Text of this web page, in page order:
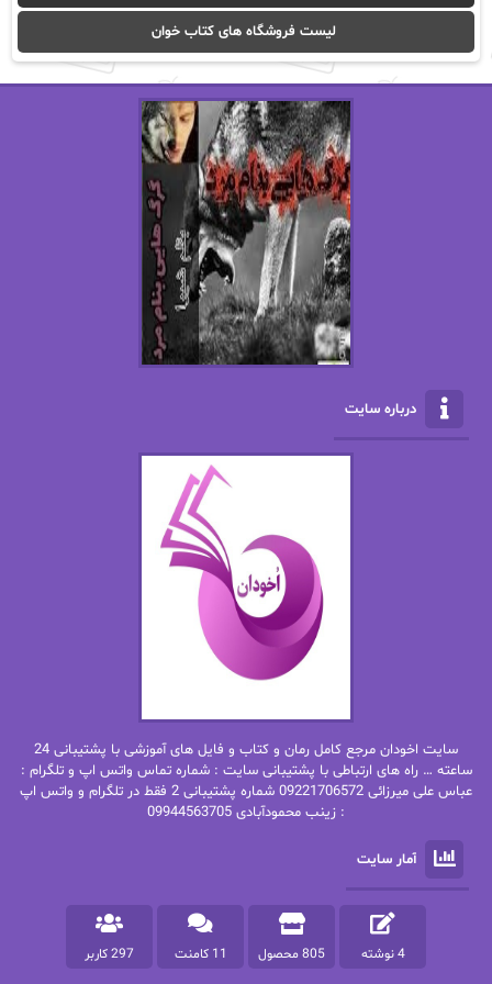
ا_اصغر زاده ا_اصغرزاده
اریک مورگنشترن از نیلوفر لاری
استل مسکم
اصغر زاده
اکرم محمدی
الف صاد
الکساندر دوما
الناز پاکپور‌
الناز محمدی
امیر فرهی
باران
بهار سلطانی
بهاره شیرازی
بهاره.م
بیتا فرخی
پاتریشیا ویلسون پرتو فرهمند
پرستو اسحقی
پرستو مهاجر
پرهام رسولی
پروانه قدیمی پروانه محمدی
لیست فروشگاه های کتاب خوان
درباره سایت
سایت اخودان مرجع کامل رمان و کتاب و فایل های آموزشی با پشتیبانی 24
ساعته … راه های ارتباطی با پشتیبانی سایت : شماره تماس واتس اپ و تلگرام :
عباس علی میرزائی 09221706572 شماره پشتیبانی 2 فقط در تلگرام و واتس اپ
: زینب محمودآبادی 09944563705
آمار سایت
4 نوشته 805 محصول 11 کامنت 297 کاربر